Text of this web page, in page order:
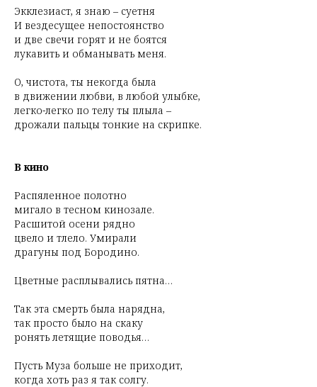
Экклезиаст, я знаю – суетня
И вездесущее непостоянство
и две свечи горят и не боятся
лукавить и обманывать меня.
О, чистота, ты некогда была
в движении любви, в любой улыбке,
легко-легко по телу ты плыла –
дрожали пальцы тонкие на скрипке.
В кино
Распяленное полотно
мигало в тесном кинозале.
Расшитой осени рядно
цвело и тлело. Умирали
драгуны под Бородино.
Цветные расплывались пятна…
Так эта смерть была нарядна,
так просто было на скаку
ронять летящие поводья…
Пусть Муза больше не приходит,
когда хоть раз я так солгу.